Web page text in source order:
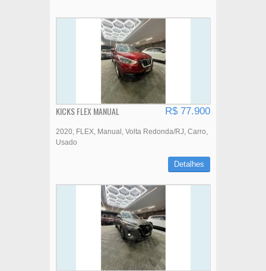
KICKS FLEX MANUAL R$ 77.900
2020 FLEX Manual Volta Redonda/RJ Carro
Usado
Detalhes